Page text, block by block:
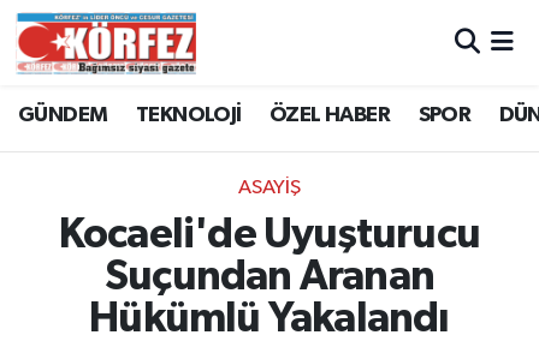
GÜNDEM TEKNOLOJİ ÖZEL HABER SPOR
ASAYİŞ
Kocaeli'de Uyuşturucu
Suçundan Aranan
Hükümlü Yakalandı
Trafik Durumu
Süper Lig Puan Durumu ve Fikstür
Tüm Manşetler
Son Dakika Haberleri